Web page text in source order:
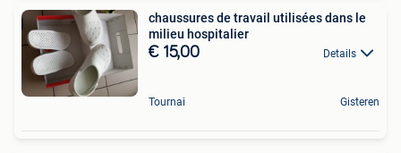
chaussures de travail utilisées dans le
milieu hospitalier
€ 15,00 Details
Tournai Gisteren